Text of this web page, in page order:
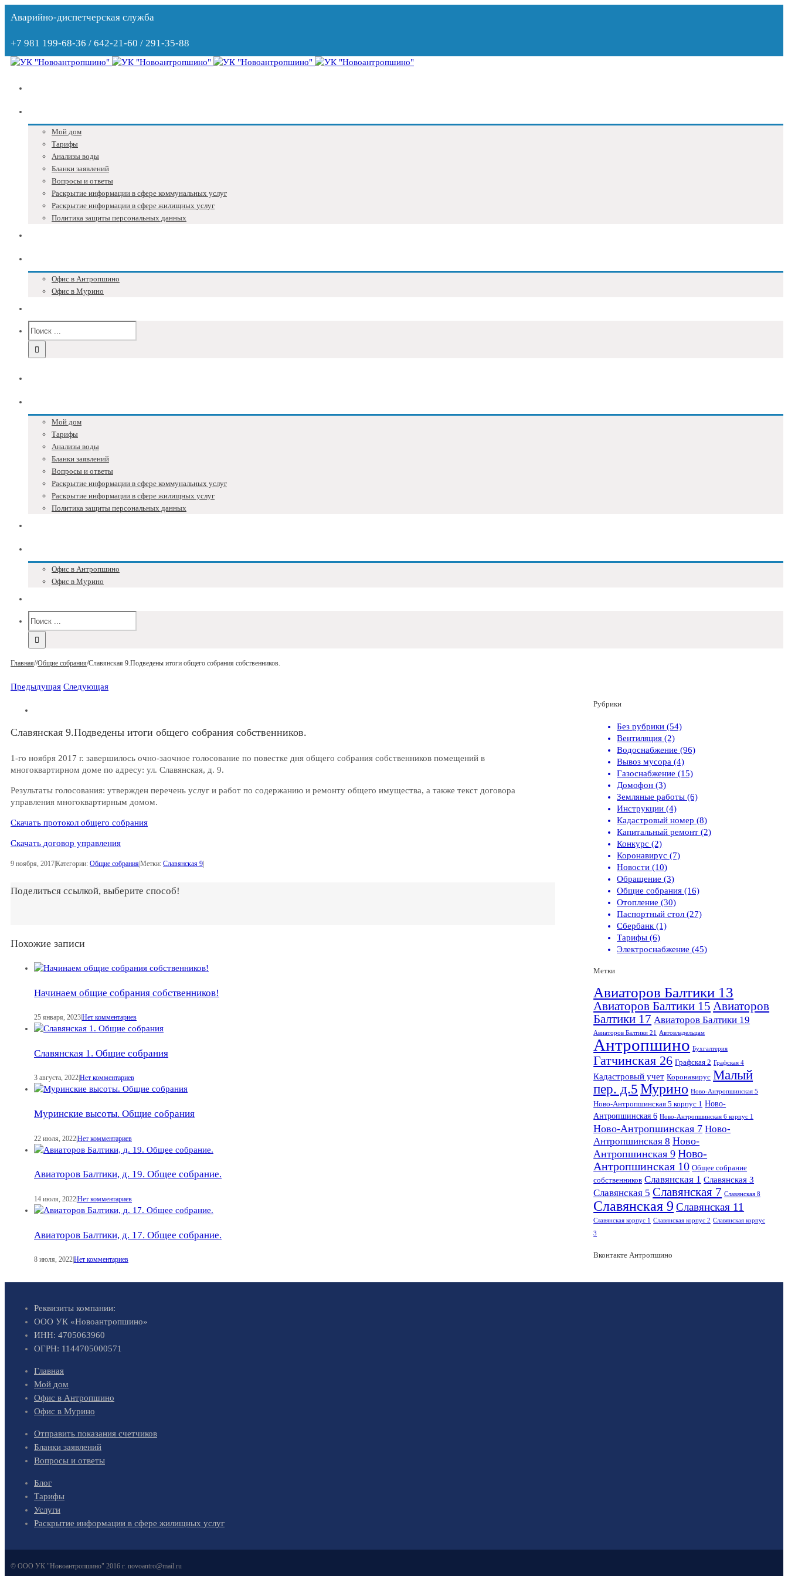
Аварийно-диспетчерская служба
+7 981 199-68-36 / 642-21-60 / 291-35-88
Мой дом
Тарифы
Анализы воды
Бланки заявлений
Вопросы и ответы
Раскрытие информации в сфере коммунальных услуг
Раскрытие информации в сфере жилищных услуг
Политика защиты персональных данных
Офис в Антропшино
Офис в Мурино
Мой дом
Тарифы
Анализы воды
Бланки заявлений
Вопросы и ответы
Раскрытие информации в сфере коммунальных услуг
Раскрытие информации в сфере жилищных услуг
Политика защиты персональных данных
Офис в Антропшино
Офис в Мурино
Главная//Общие собрания/Славянская 9.Подведены итоги общего собрания собственников.
Предыдущая Следующая
Славянская 9.Подведены итоги общего собрания собственников.
1-го ноября 2017 г. завершилось очно-заочное голосование по повестке дня общего собрания собственников помещений в
многоквартирном доме по адресу: ул. Славянская, д. 9.
Результаты голосования: утвержден перечень услуг и работ по содержанию и ремонту общего имущества, а также текст договора
управления многоквартирным домом.
Скачать протокол общего собрания
Скачать договор управления
9 ноября, 2017|Категории: Общие собрания|Метки: Славянская 9|
Поделиться ссылкой, выберите способ!
Похожие записи
Начинаем общие собрания собственников!
25 января, 2023Нет комментариев
Славянская 1. Общие собрания
3 августа, 2022Нет комментариев
Муринские высоты. Общие собрания
22 июля, 2022|Нет комментариев
Авиаторов Балтики, д. 19. Общее собрание.
14 июля, 2022|Нет комментариев
Авиаторов Балтики, д. 17. Общее собрание.
8 июля, 2022Нет комментариев
Рубрики
Без рубрики (54)
Вентиляция (2)
Водоснабжение (96)
Вывоз мусора (4)
Газоснабжение (15)
Домофон (3)
Земляные работы (6)
Инструкции (4)
Кадастровый номер (8)
Капитальный ремонт (2)
Конкурс (2)
Коронавирус (7)
Новости (10)
Обращение (3)
Общие собрания (16)
Отопление (30)
Паспортный стол (27)
Сбербанк (1)
Тарифы (6)
Электроснабжение (45)
Метки
Авиаторов Балтики 13
Авиаторов Балтики 15 Авиаторов
Балтики 17 Авиаторов Балтики 19
Авиаторов Балтики 21 Автовладельцам
Антропшино Бухгалтерия
Гатчинская 26 Графская 2 Графская 4
Кадастровый учет Коронавирус Малый
пер. д.5Мурино Ново-Антропшинская 5
Ново-Антропшинская 5 корпус 1 Ново-
Антропшинская 6 Ново-Антропшинская 6 корпус 1
Ново-Антропшинская 7 Ново-
Антропшинская 8 Ново-
Антропшинская 9 Ново-
Антропшинская 10 Общее собрание
собственников Славянская 1 Славянская 3
Славянская 5 Славянская 7 Славянская 8
Славянская 9 Славянская 11
Славянская корпус 1 Славянская корпус 2 Славянская корпус
3
Вконтакте Антропшино
Реквизиты компании:
ООО УК «Новоантропшино»
ИНН: 4705063960
ОГРН: 1144705000571
Главная
Мой дом
Офис в Антропшино
Офис в Мурино
Отправить показания счетчиков
Бланки заявлений
Вопросы и ответы
Блог
Тарифы
Услуги
Раскрытие информации в сфере жилищных услуг
© ООО УК "Новоантропшино" 2016 г. novoantro@mail.ru